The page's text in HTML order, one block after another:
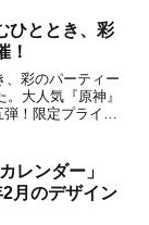
ひととき、彩
！
、彩のパーティー
大人気『原神』
！限定プライズ
レンダー」
2月のデザイン